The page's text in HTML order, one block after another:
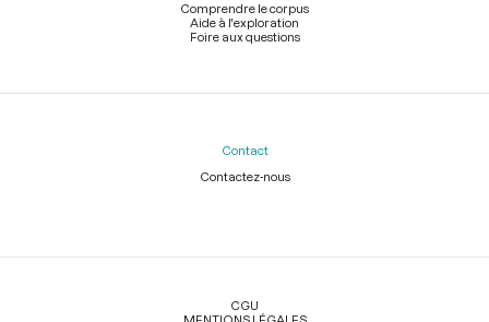
Comprendre le corpus
Aide à l'exploration
Foire aux questions
Contact
Contactez-nous
Légal
CGU